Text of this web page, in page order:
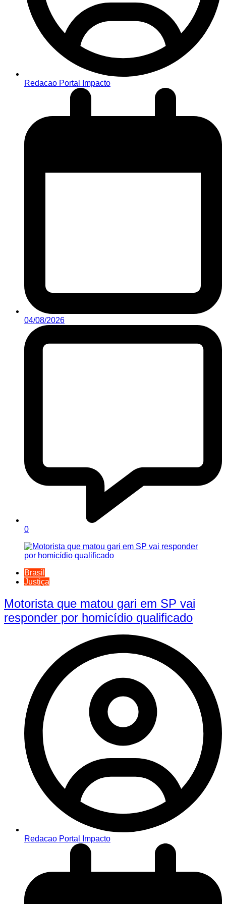
Redacao Portal Impacto
04/08/2026
0
Brasil
Justiça
Motorista que matou gari em SP vai
responder por homicídio qualificado
Redacao Portal Impacto